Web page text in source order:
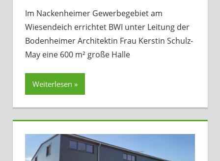
Im Nackenheimer Gewerbegebiet am
Wiesendeich errichtet BWI unter Leitung der
Bodenheimer Architektin Frau Kerstin Schulz-
May eine 600 m² große Halle
Weiterlesen